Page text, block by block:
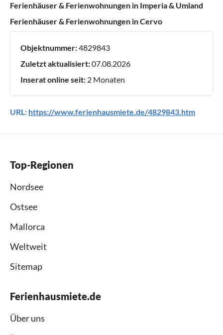
Ferienhäuser & Ferienwohnungen in Imperia & Umland
Ferienhäuser & Ferienwohnungen in Cervo
Objektnummer:4829843
Zuletzt aktualisiert:07.08.2026
Inserat online seit: 2 Monaten
URL: https://www.ferienhausmiete.de/4829843.htm
Top-Regionen
Nordsee
Ostsee
Mallorca
Weltweit
Sitemap
Ferienhausmiete.de
Über uns